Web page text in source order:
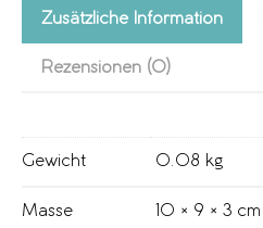
Zusätzliche Information
Rezensionen (0)
Gewicht 0.08 kg
Masse 10 × 9 × 3 cm